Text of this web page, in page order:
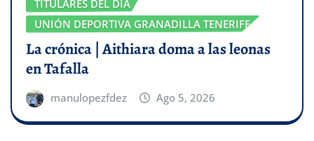
TITULARES DEL DÍA
UNIÓN DEPORTIVA GRANADILLA TENERIFE
La crónica | Aithiara doma a las leonas
en Tafalla
manulopezfdez Ago 5, 2026